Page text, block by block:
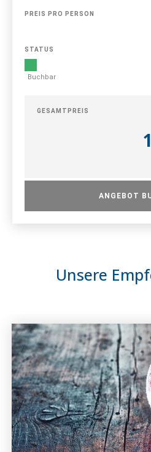
PREIS PRO PERSON
STATUS
Buchbar
GESAMTPREIS
ANGEBOT
Unsere